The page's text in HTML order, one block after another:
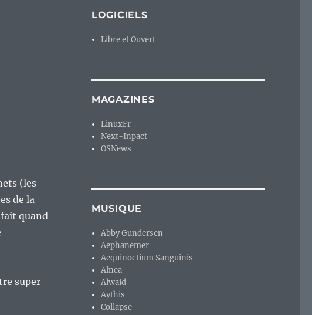
(les
de la
quand
super
LOGICIELS
Libre et Ouvert
MAGAZINES
LinuxFr
Next-Inpact
OSNews
MUSIQUE
Abby Gundersen
Aephanemer
Aequinoctium Sanguinis
Alnea
Alwaid
Aythis
Collapse